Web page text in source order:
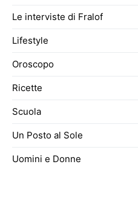
Le interviste di Fralof
Lifestyle
Oroscopo
Ricette
Scuola
Un Posto al Sole
Uomini e Donne